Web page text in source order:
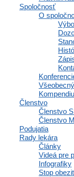
Spoločnosť
O
Členstvo
Členstvo
Členstvo
Podujatia
Rady lekára
Články
Videá pre
Infografiky
Stop
Očkovania
poistencov ZP
Vážené kolegyne,
informáciu, ktorú sme
znenie tvorí súčasť